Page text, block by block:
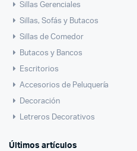
Sillas Gerenciales
Sillas, Sofás y Butacos
Sillas de Comedor
Butacos y Bancos
Escritorios
Accesorios de Peluquería
Decoración
Letreros Decorativos
Últimos artículos